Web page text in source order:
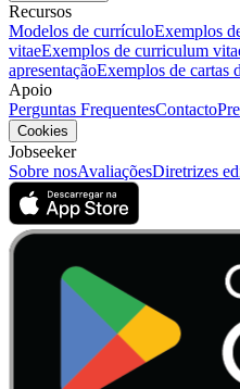
Recursos
Modelos de currículoExemplos
vitaeExemplos de curriculum
apresentaçãoExemplos de cartas
Apoio
Perguntas FrequentesContacto
Cookies
Jobseeker
Sobre nosAvaliaçõesDiretrizes